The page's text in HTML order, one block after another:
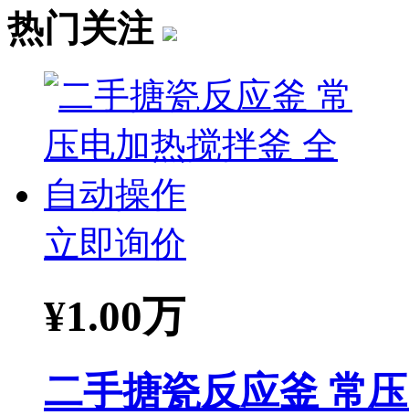
热门关注
立即询价
¥1.00万
二手搪瓷反应釜 常